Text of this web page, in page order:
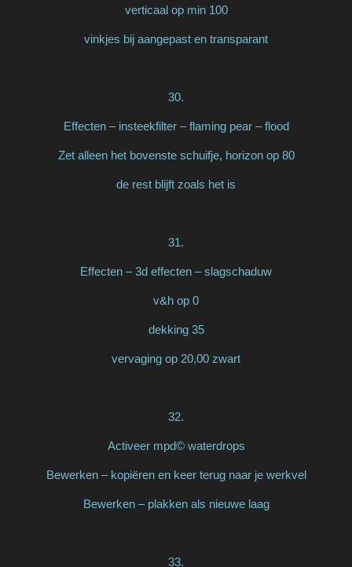
verticaal op min 100
vinkjes bij aangepast en transparant
30.
Effecten – insteekfilter – flaming pear – flood
Zet alleen het bovenste schuifje, horizon op 80
de rest blijft zoals het is
31.
Effecten – 3d effecten – slagschaduw
v&h op 0
dekking 35
vervaging op 20,00 zwart
32.
Activeer mpd© waterdrops
Bewerken – kopiëren en keer terug naar je werkvel
Bewerken – plakken als nieuwe laag
33.